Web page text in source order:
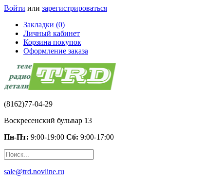
Войти или зарегистрироваться
Закладки (0)
Личный кабинет
Корзина покупок
Оформление заказа
(8162)77-04-29
Воскресенский бульвар 13
Пн-Пт: 9:00-19:00 Сб: 9:00-17:00
sale@trd.novline.ru